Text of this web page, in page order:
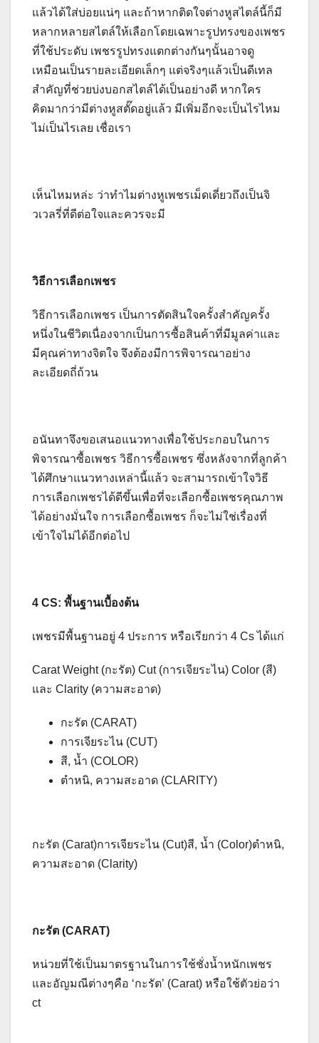
แล้วได้ใส่บ่อยแน่ๆ และถ้าหากติดใจต่างหูสไตล์นี้ก็มี
หลากหลายสไตล์ให้เลือกโดยเฉพาะรูปทรงของเพชร
ที่ใช้ประดับ เพชรรูปทรงแตกต่างกันๆนั้นอาจดู
เหมือนเป็นรายละเอียดเล็กๆ แต่จริงๆแล้วเป็นดีเทล
สำคัญที่ช่วยบ่งบอกสไตล์ได้เป็นอย่างดี หากใคร
คิดมากว่ามีต่างหูสตั๊ดอยู่แล้ว มีเพิ่มอีกจะเป็นไรไหม
ไม่เป็นไรเลย เชื่อเรา
เห็นไหมหล่ะ ว่าทำไมต่างหูเพชรเม็ดเดี่ยวถึงเป็นจิ
วเวลรี่ที่ดีต่อใจและควรจะมี
วิธีการเลือกเพชร
วิธีการเลือกเพชร เป็นการตัดสินใจครั้งสำคัญครั้ง
หนึ่งในชีวิตเนื่องจากเป็นการซื้อสินค้าที่มีมูลค่าและ
มีคุณค่าทางจิตใจ จึงต้องมีการพิจารณาอย่าง
ละเอียดถี่ถ้วน
อนันทาจึงขอเสนอแนวทางเพื่อใช้ประกอบในการ
พิจารณาซื้อเพชร วิธีการซื้อเพชร ซึ่งหลังจากที่ลูกค้า
ได้ศึกษาแนวทางเหล่านี้แล้ว จะสามารถเข้าใจวิธี
การเลือกเพชรได้ดีขึ้นเพื่อที่จะเลือกซื้อเพชรคุณภาพ
ได้อย่างมั่นใจ การเลือกซื้อเพชร ก็จะไม่ใช่เรื่องที่
เข้าใจไม่ได้อีกต่อไป
4 CS: พื้นฐานเบื้องต้น
เพชรมีพื้นฐานอยู่ 4 ประการ หรือเรียกว่า 4 Cs ได้แก่
Carat Weight (กะรัต) Cut (การเจียระไน) Color (สี)
และ Clarity (ความสะอาด)
กะรัต (CARAT)
การเจียระไน (CUT)
สี, น้ำ (COLOR)
ตำหนิ, ความสะอาด (CLARITY)
กะรัต (Carat)การเจียระไน (Cut)สี, น้ำ (Color)ตำหนิ,
ความสะอาด (Clarity)
กะรัต (CARAT)
หน่วยที่ใช้เป็นมาตรฐานในการใช้ชั่งน้ำหนักเพชร
และอัญมณีต่างๆคือ ‘กะรัต’ (Carat) หรือใช้ตัวย่อว่า
ct